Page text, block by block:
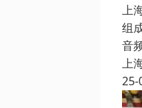
上
组
音
上
25-